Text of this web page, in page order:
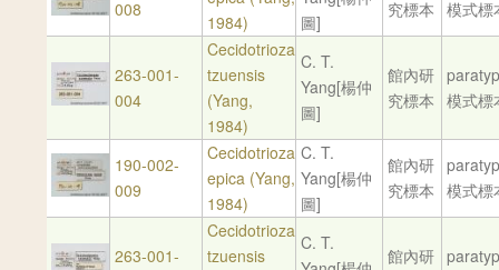
008
1984)
圖]
究標本
模式標
263-001-
004
Cecidotrioza
tzuensis
(Yang,
1984)
C. T.
Yang[楊仲
圖]
館內研
究標本
模式標
190-002-
009
Cecidotrioza
epica (Yang,
1984)
C. T.
Yang[楊仲
圖]
館內研
究標本
模式標
263-001-
Cecidotrioza
tzuensis
C. T.
館內研